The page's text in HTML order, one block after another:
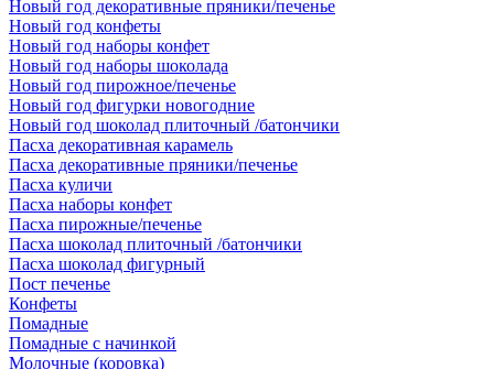
Новый год декоративные пряники/печенье
Новый год конфеты
Новый год наборы конфет
Новый год наборы шоколада
Новый год пирожное/печенье
Новый год фигурки новогодние
Новый год шоколад плиточный /батончики
Пасха декоративная карамель
Пасха декоративные пряники/печенье
Пасха куличи
Пасха наборы конфет
Пасха пирожные/печенье
Пасха шоколад плиточный /батончики
Пасха шоколад фигурный
Пост печенье
Конфеты
Помадные
Помадные с начинкой
Молочные (коровка)